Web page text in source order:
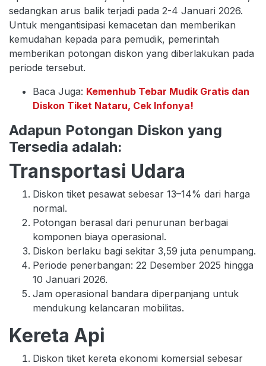
sedangkan arus balik terjadi pada 2-4 Januari 2026.
Untuk mengantisipasi kemacetan dan memberikan
kemudahan kepada para pemudik, pemerintah
memberikan potongan diskon yang diberlakukan pada
periode tersebut.
Baca Juga: Kemenhub Tebar Mudik Gratis dan
Diskon Tiket Nataru, Cek Infonya!
Adapun Potongan Diskon yang
Tersedia adalah:
Transportasi Udara
Diskon tiket pesawat sebesar 13–14% dari harga
normal.
Potongan berasal dari penurunan berbagai
komponen biaya operasional.
Diskon berlaku bagi sekitar 3,59 juta penumpang.
Periode penerbangan: 22 Desember 2025 hingga
10 Januari 2026.
Jam operasional bandara diperpanjang untuk
mendukung kelancaran mobilitas.
Kereta Api
Diskon tiket kereta ekonomi komersial sebesar